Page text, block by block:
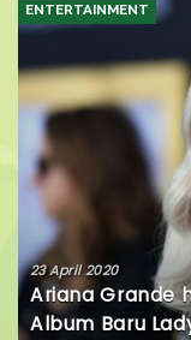
ENTERTAINMENT
23 April 2020
Ariana Grande
Album Baru